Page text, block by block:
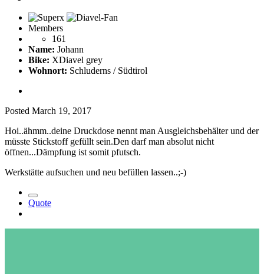
Members
161
Name: Johann
Bike: XDiavel grey
Wohnort: Schluderns / Südtirol
Posted March 19, 2017
Hoi..ähmm..deine Druckdose nennt man Ausgleichsbehälter und der
müsste Stickstoff gefüllt sein.Den darf man absolut nicht
öffnen...Dämpfung ist somit pfutsch.
Werkstätte aufsuchen und neu befüllen lassen..;-)
Quote